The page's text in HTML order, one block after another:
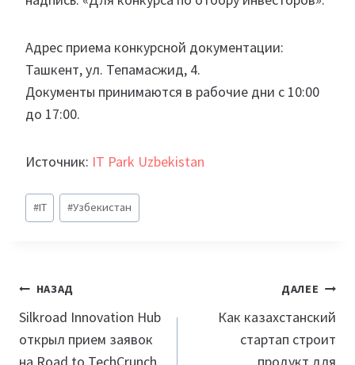
Адрес приема конкурсной документации:
Ташкент, ул. Тепамасжид, 4.
Документы принимаются в рабочие дни с 10:00
до 17:00.
Источник: IT Park Uzbekistan
Метки
записи:
#IT #Узбекистан
Навигация
по
записям
НАЗАД
Silkroad Innovation Hub
открыл прием заявок
ДАЛЕЕ
Как казахстанский
стартап строит